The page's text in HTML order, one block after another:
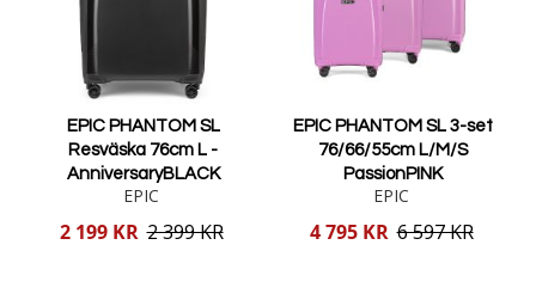
EPIC PHANTOM SL
Resväska 76cm L -
AnniversaryBLACK
EPIC
Reducerat
2 199 KR 2 399 KR
EPIC PHANTOM SL 3-set
76/66/55cm L/M/S
PassionPINK
EPIC
Reducerat
4 795 KR 6 597 KR